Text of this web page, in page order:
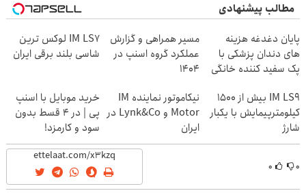
مطالب پیشنهادی
پایان دغدغه هزینه
های دندان پزشکی با
پک سفید کننده خانگی
مسیر همراهی و گزارش
عملکرد گروه اسنپ در
۱۴۰۴
IM LS7 لوکس ترین
شاسی بلند برقی ایران
IM LS9 بیش از 1500
کیلومترپیمایش با یکبار
شارژ
نیکاموتور نماینده IM
Motor و Lynk&Co در
ایران
خرید موبایل با اسنپ
پی | در ۴ قسط بدون
سود و کارمزد!
۰ ۰